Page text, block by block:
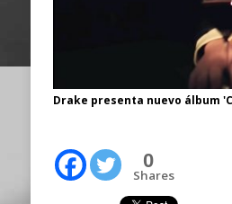
Drake presenta nuevo álbum
0
Shares